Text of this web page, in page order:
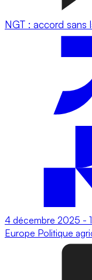
NGT : accord sans
4 décembre 2025 -
Europe Politique